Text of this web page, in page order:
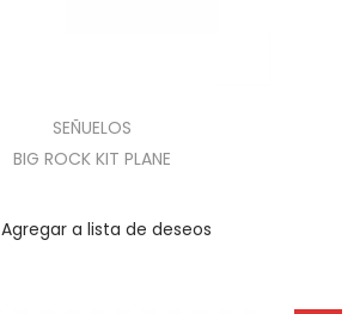
SEÑUELOS
BIG ROCK KIT PLANE
Agregar a lista de deseos